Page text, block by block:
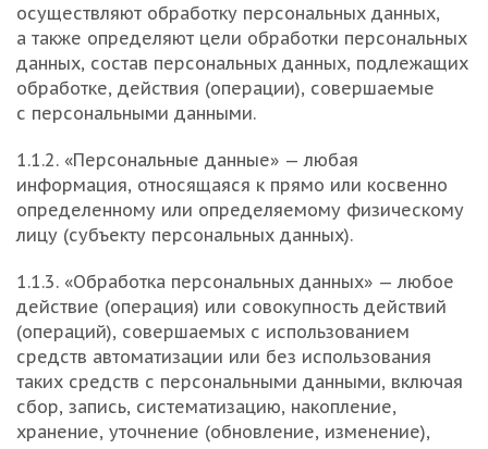
осуществляют обработку персональных данных,
а также определяют цели обработки персональных
данных, состав персональных данных, подлежащих
обработке, действия (операции), совершаемые
с персональными данными.
1.1.2. «Персональные данные» — любая
информация, относящаяся к прямо или косвенно
определенному или определяемому физическому
лицу (субъекту персональных данных).
1.1.3. «Обработка персональных данных» — любое
действие (операция) или совокупность действий
(операций), совершаемых с использованием
средств автоматизации или без использования
таких средств с персональными данными, включая
сбор, запись, систематизацию, накопление,
хранение, уточнение (обновление, изменение),